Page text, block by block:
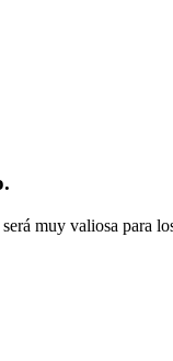
muy valiosa para